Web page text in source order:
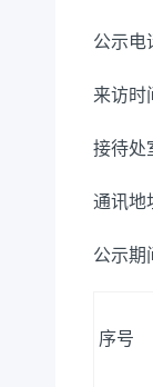
公示电
来访时
接待处
通讯地
公示期
序号